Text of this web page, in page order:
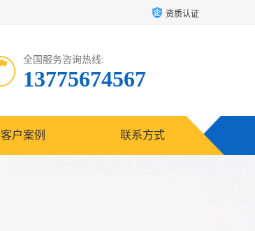
资质认证
全国服务咨询热线:
13775674567
客户案例 联系方式